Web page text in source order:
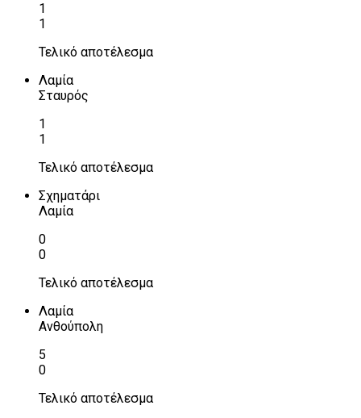
1
1
Τελικό αποτέλεσμα
Λαμία
Σταυρός
1
1
Τελικό αποτέλεσμα
Σχηματάρι
Λαμία
0
0
Τελικό αποτέλεσμα
Λαμία
Ανθούπολη
5
0
Τελικό αποτέλεσμα